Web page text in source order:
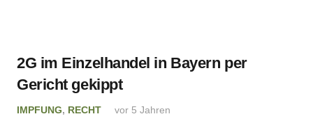
2G im Einzelhandel in Bayern per
Gericht gekippt
IMPFUNG, RECHT vor 5 Jahren